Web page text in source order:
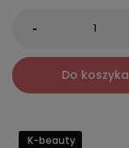
-
Do koszyka
K-beauty